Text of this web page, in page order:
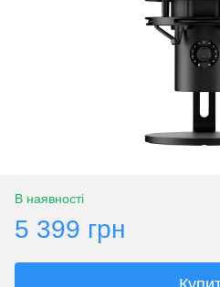
В наявності
5 399 грн